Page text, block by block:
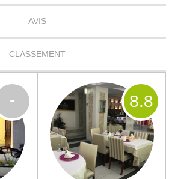
AVIS
CLASSEMENT
- 8.8